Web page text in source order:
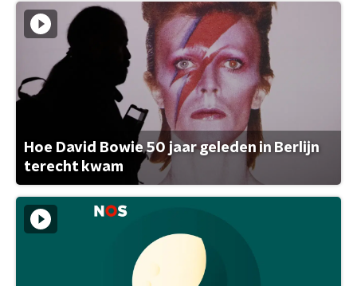
Hoe David Bowie 50 jaar geleden in Berlijn
terecht kwam